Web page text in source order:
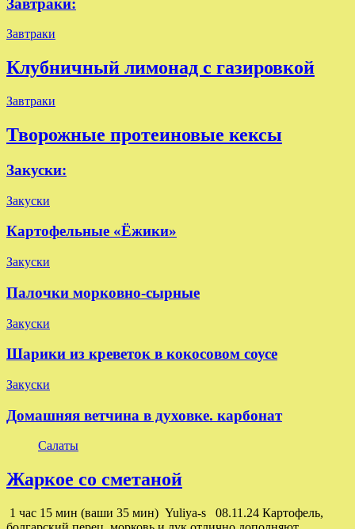
Завтраки
Клубничный лимонад с газировкой
Завтраки
Творожные протеиновые кексы
Закуски:
Закуски
Картофельные «Ёжики»
Закуски
Палочки морковно-сырные
Закуски
Шарики из креветок в кокосовом соусе
Закуски
Домашняя ветчина в духовке. карбонат
Салаты
Жаркое со сметаной
1 час 15 мин (ваши 35 мин) Yuliya-s 08.11.24 Картофель,